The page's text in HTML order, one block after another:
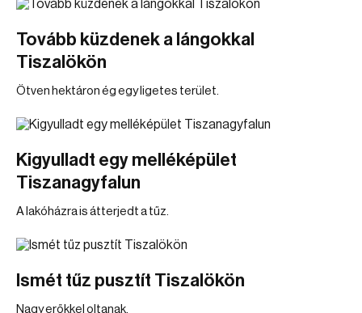
Tovább küzdenek a lángokkal
Tiszalökön
Ötven hektáron ég egy ligetes terület.
Kigyulladt egy melléképület
Tiszanagyfalun
A lakóházra is átterjedt a tűz.
Ismét tűz pusztít Tiszalökön
Nagy erőkkel oltanak.